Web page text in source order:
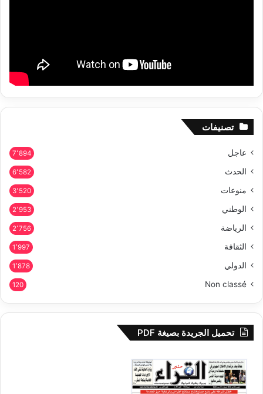
تصنيفات
عاجل 7٬894
الحدث 6٬582
منوعات 3٬520
الوطني 2٬953
الرياضة 2٬756
الثقافة 1٬997
الدولي 1٬878
Non classé
120
تحميل الجريدة بصيغة PDF